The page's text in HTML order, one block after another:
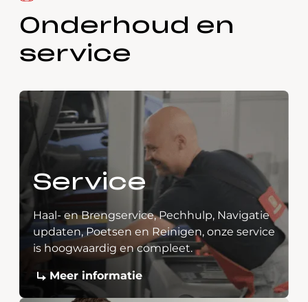
Onderhoud en
service
Service
Haal- en Brengservice, Pechhulp, Navigatie
updaten, Poetsen en Reinigen, onze service
is hoogwaardig en compleet.
Meer informatie